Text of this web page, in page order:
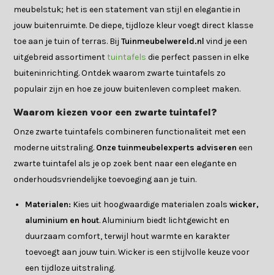
meubelstuk; het is een statement van stijl en elegantie in
jouw buitenruimte. De diepe, tijdloze kleur voegt direct klasse
toe aan je tuin of terras. BijTuinmeubelwereld.nl vind je een
uitgebreid assortimenttuintafels die perfect passen in elke
buiteninrichting. Ontdek waarom zwarte tuintafels zo
populair zijn en hoe ze jouw buitenleven compleet maken.
Waarom kiezen voor een zwarte tuintafel?
Onze zwarte tuintafels combineren functionaliteit met een
moderne uitstraling. Onze tuinmeubelexperts adviseren een
zwarte tuintafel als je op zoek bent naar een elegante en
onderhoudsvriendelijke toevoeging aan je tuin.
Materialen: Kies uit hoogwaardige materialen zoalswicker,
aluminium en hout. Aluminium biedt lichtgewicht en
duurzaam comfort, terwijl hout warmte en karakter
toevoegt aan jouw tuin. Wicker is een stijlvolle keuze voor
een tijdloze uitstraling.